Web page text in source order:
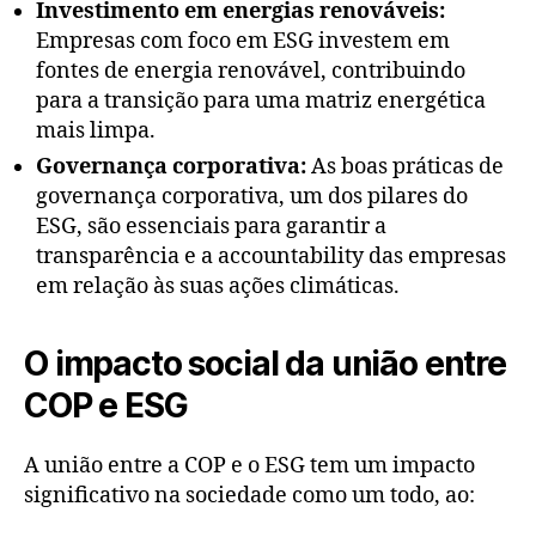
Investimento em energias renováveis:
Empresas com foco em ESG investem em
fontes de energia renovável, contribuindo
para a transição para uma matriz energética
mais limpa.
Governança corporativa:As boas práticas de
governança corporativa, um dos pilares do
ESG, são essenciais para garantir a
transparência e a accountability das empresas
em relação às suas ações climáticas.
O impacto social da união entre
COP e ESG
A união entre a COP e o ESG tem um impacto
significativo na sociedade como um todo, ao: